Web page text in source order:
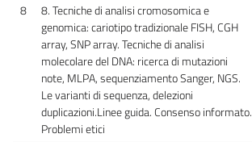
8
8. Tecniche di analisi cromosomica e
genomica: cariotipo tradizionale FISH, CGH
array, SNP array. Tecniche di analisi
molecolare del DNA: ricerca di mutazioni
note, MLPA, sequenziamento Sanger, NGS.
Le varianti di sequenza, delezioni
duplicazioni.Linee guida. Consenso informato.
Problemi etici